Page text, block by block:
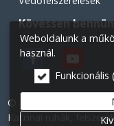
Kövessen
© 2026 Minden jog
Katonai ruhák,
Weboldalunk a
használ.
Funkcionális